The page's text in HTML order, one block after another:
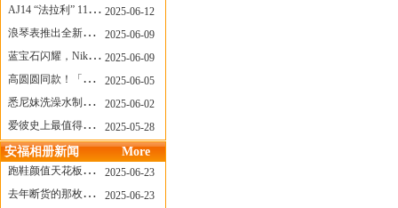
AJ14 “法拉利” 11年后回归，红色超跑气场全开
2025-06-12
浪琴表推出全新先行者系列祖鲁时间1925腕表
2025-06-09
蓝宝石闪耀，Nike Air Max DN8 华丽变身
2025-06-09
高圆圆同款！「赤足New Balance」新联名曝光，铺货了
2025-06-05
悉尼妹洗澡水制成肥皂开启售卖！男粉：这肥皂能吃吗？
2025-06-02
爱彼史上最值得看的大展！揭秘150年传奇制表背后
2025-05-28
安福相册新闻 More
跑鞋颜值天花板？日常也能帅一脸
2025-06-23
去年断货的那枚表， CASIO指环表又要发售了
2025-06-23